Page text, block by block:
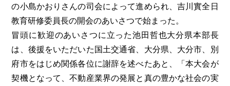
の小島かおりさんの司会によって進められ、吉川實全日
教育研修委員長の開会のあいさつで始まった。
冒頭に歓迎のあいさつに立った池田哲也大分県本部長
は、後援をいただいた国土交通省、大分県、大分市、別
府市をはじめ関係各位に謝辞を述べたあと、「本大会が
契機となって、不動産業界の発展と真の豊かな社会の実